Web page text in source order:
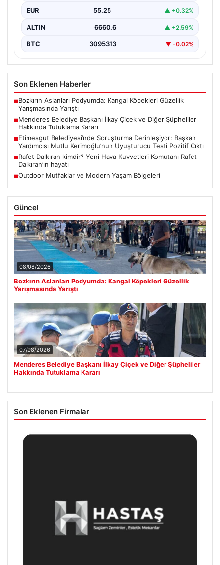
gerçekleşen usulsüzlük iddiaları gündemdeki yerini…
EUR 55.25 ▲ +0.32%
ALTIN 6660.6 ▲ +2.59%
BTC 3095313 ▼ -0.02%
Son Eklenen Haberler
■Bozkırın Aslanları Podyumda: Kangal Köpekleri Güzellik
Yarışmasında Yarıştı
■Menderes Belediye Başkanı İlkay Çiçek ve Diğer Şüpheliler
Hakkında Tutuklama Kararı
■Etimesgut Belediyesi’nde Soruşturma Derinleşiyor: Başkan
Yardımcısı Mutlu Kerimoğlu’nun Uyuşturucu Testi Pozitif Çıktı
■Rafet Dalkıran kimdir? Yeni Hava Kuvvetleri Komutanı Rafet
Dalkıran’ın hayatı
■Outdoor Mutfaklar ve Modern Yaşam Bölgeleri
Güncel
08/08/2026
Bozkırın Aslanları Podyumda: Kangal Köpekleri Güzellik
Yarışmasında Yarıştı
07/08/2026
Menderes Belediye Başkanı İlkay Çiçek ve Diğer Şüpheliler
Hakkında Tutuklama Kararı
Son Eklenen Firmalar